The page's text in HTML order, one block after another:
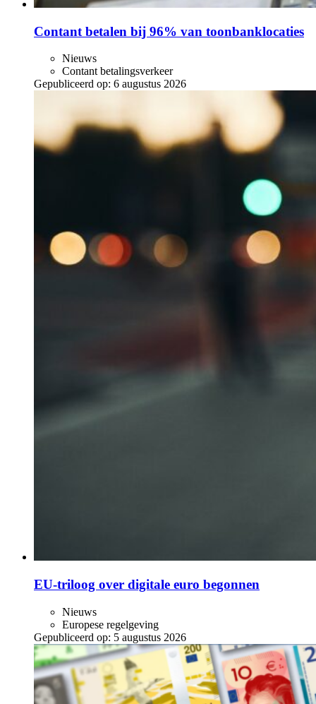
Contant betalen bij 96% van toonbanklocaties
Nieuws
Contant betalingsverkeer
Gepubliceerd op: 6 augustus 2026
EU-triloog over digitale euro begonnen
Nieuws
Europese regelgeving
Gepubliceerd op: 5 augustus 2026